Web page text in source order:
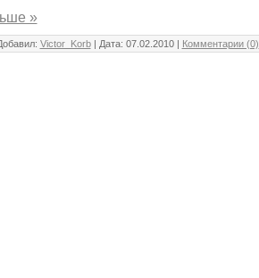
»
Victor_Korb| Дата: 07.02.2010| Комментарии (0)